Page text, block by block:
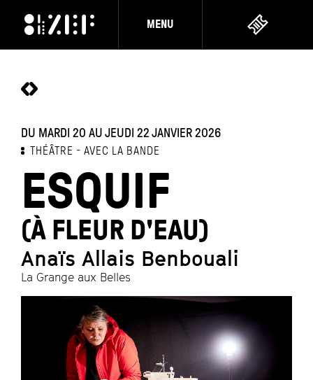
MENU
DU MARDI 20 AU JEUDI 22 JANVIER 2026
THÉÂTRE AVEC LA BANDE
ESQUIF
(À FLEUR D'EAU)
Anaïs Allais Benbouali
La Grange aux Belles